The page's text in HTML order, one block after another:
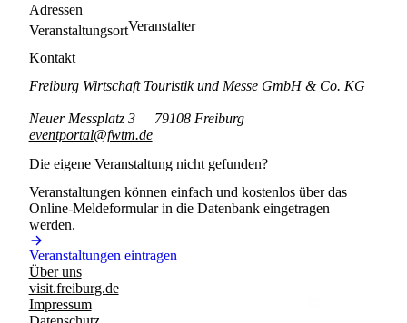
Adressen
VeranstaltungsortVeranstalter
Kontakt
Freiburg Wirtschaft Touristik und Messe GmbH & Co. KG
Neuer Messplatz 3
79108 Freiburg
eventportal@fwtm.de
Die eigene Veranstaltung nicht gefunden?
Veranstaltungen können einfach und kostenlos über das
Online-Meldeformular in die Datenbank eingetragen
werden.
Veranstaltungen eintragen
Über uns
visit.freiburg.de
Impressum